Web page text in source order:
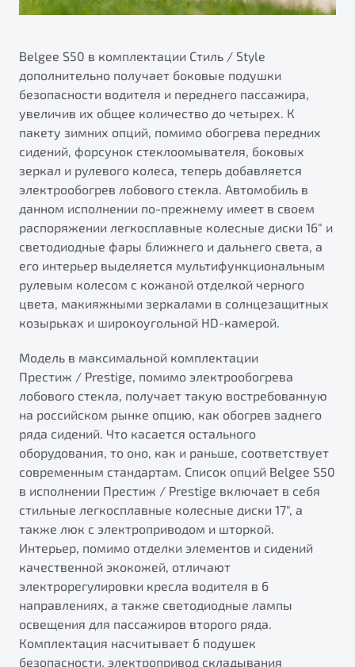
Belgee S50 в комплектации Стиль / Style
дополнительно получает боковые подушки
безопасности водителя и переднего пассажира,
увеличив их общее количество до четырех. К
пакету зимних опций, помимо обогрева передних
сидений, форсунок стеклоомывателя, боковых
зеркал и рулевого колеса, теперь добавляется
электрообогрев лобового стекла. Автомобиль в
данном исполнении по-прежнему имеет в своем
распоряжении легкосплавные колесные диски 16" и
светодиодные фары ближнего и дальнего света, а
его интерьер выделяется мультифункциональным
рулевым колесом с кожаной отделкой черного
цвета, макияжными зеркалами в солнцезащитных
козырьках и широкоугольной HD-камерой.
Модель в максимальной комплектации
Престиж / Prestige, помимо электрообогрева
лобового стекла, получает такую востребованную
на российском рынке опцию, как обогрев заднего
ряда сидений. Что касается остального
оборудования, то оно, как и раньше, соответствует
современным стандартам. Список опций Belgee S50
в исполнении Престиж / Prestige включает в себя
стильные легкосплавные колесные диски 17", а
также люк с электроприводом и шторкой.
Интерьер, помимо отделки элементов и сидений
качественной экокожей, отличают
электрорегулировки кресла водителя в 6
направлениях, а также светодиодные лампы
освещения для пассажиров второго ряда.
Комплектация насчитывает 6 подушек
безопасности, электропривод складывания